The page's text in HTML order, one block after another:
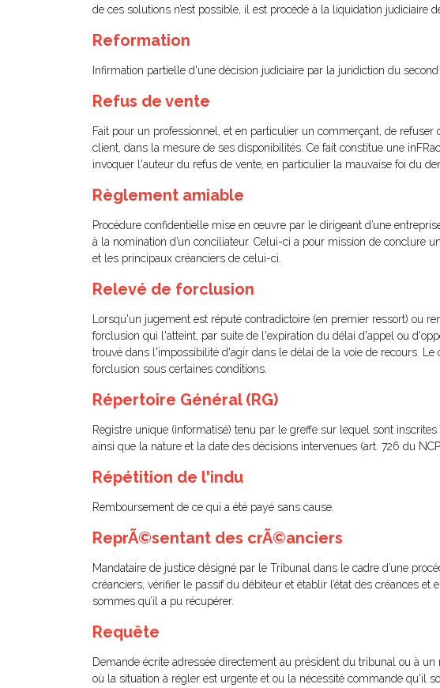
de ces solutions n’est possible, il est procédé à la liquidation judiciaire
Reformation
Infirmation partielle d'une décision judiciaire par la juridiction du second
Refus de vente
Fait pour un professionnel, et en particulier un commerçant, de
client, dans la mesure de ses disponibilités. Ce fait constitue une
invoquer l'auteur du refus de vente, en particulier la mauvaise foi du
Règlement amiable
Procédure confidentielle mise en œuvre par le dirigeant d’une
à la nomination d’un conciliateur. Celui-ci a pour mission de conclure
et les principaux créanciers de celui-ci.
Relevé de forclusion
Lorsqu'un jugement est réputé contradictoire (en premier ressort) ou
forclusion qui l'atteint, par suite de l'expiration du délai d'appel ou
trouvé dans l'impossibilité d'agir dans le délai de la voie de recours.
forclusion sous certaines conditions.
Répertoire Général (RG)
Registre unique (informatisé) tenu par le greffe sur lequel sont
ainsi que la nature et la date des décisions intervenues (art. 726 du
Répétition de l'indu
Remboursement de ce qui a été payé sans cause.
ReprÃ©sentant des crÃ©anciers
Mandataire de justice désigné par le Tribunal dans le cadre d’une
créanciers, vérifier le passif du débiteur et établir l’état des créances
sommes qu’il a pu récupérer.
Requête
Demande écrite adressée directement au président du tribunal ou à
où la situation à régler est urgente et ou la nécessité commande qu'il